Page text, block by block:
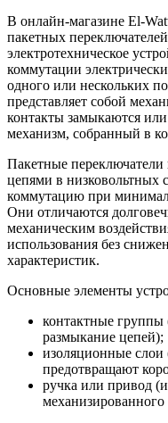
В онлайн-магазине El-
пакетных
электротехническое
коммутации
одного или нескольких
представляет собой
контакты замыкаются
механизм, собранный в
Пакетные
цепями в низковольтных
коммутацию при
Они отличаются
механическим
использования без
характеристик.
Основные элементы
контактные группы
размыкание цепей);
изоляционные слои
предотвращают
ручка или привод